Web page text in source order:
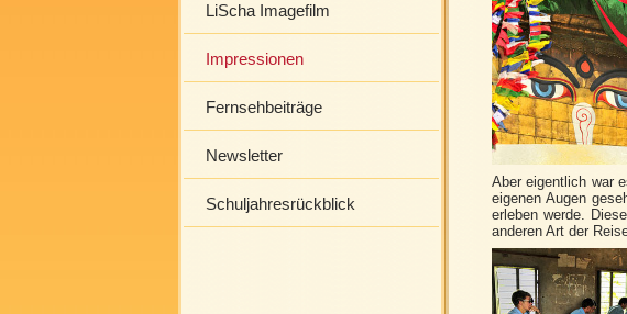
LiScha Imagefilm
Impressionen
Fernsehbeiträge
Newsletter
Schuljahresrückblick
Aber eigentlich war
eigenen Augen
erleben werde.
anderen Art der